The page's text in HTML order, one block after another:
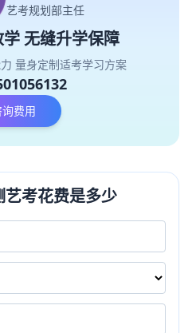
艺考规划部主任
无缝升学保障
量身定制适考学习方案
询费用
考花费是多少